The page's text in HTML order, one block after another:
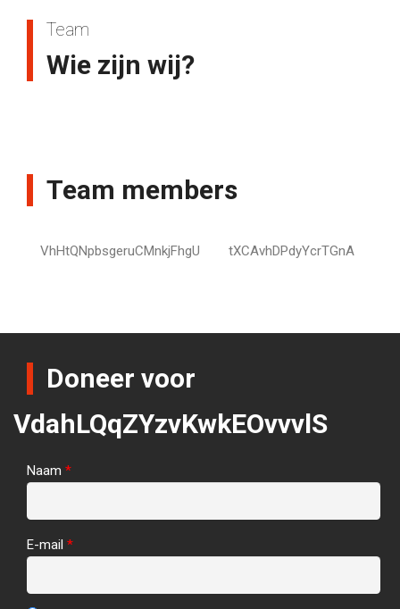
Team
Wie zijn wij?
Team members
VhHtQNpbsgeruCMnkjFhgU tXCAvhDPdyYcrTGnA
Doneer voor
VdahLQqZYzvKwkEOvvvlS
Naam *
E-mail *